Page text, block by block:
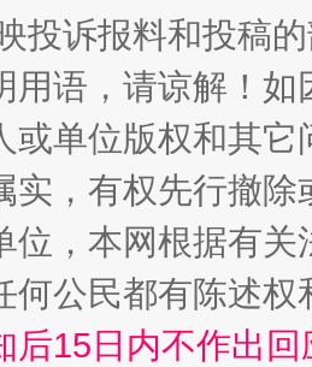
的艺术幻境
投诉报料和投稿
用语，请谅解！
或单位版权和其它
实，有权先行撤
位，本网根据有
何公民都有陈述
后15日内不作出